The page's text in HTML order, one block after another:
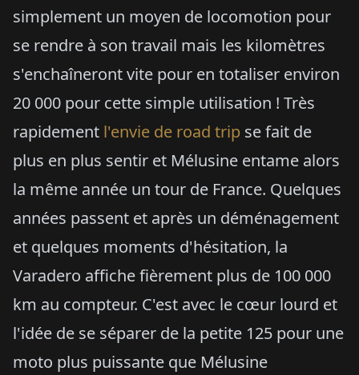
simplement un moyen de locomotion pour
se rendre à son travail mais les kilomètres
s'enchaîneront vite pour en totaliser environ
20 000 pour cette simple utilisation ! Très
rapidement l'envie de road trip se fait de
plus en plus sentir et Mélusine entame alors
la même année un tour de France. Quelques
années passent et après un déménagement
et quelques moments d'hésitation, la
Varadero affiche fièrement plus de 100 000
km au compteur. C'est avec le cœur lourd et
l'idée de se séparer de la petite 125 pour une
moto plus puissante que Mélusine